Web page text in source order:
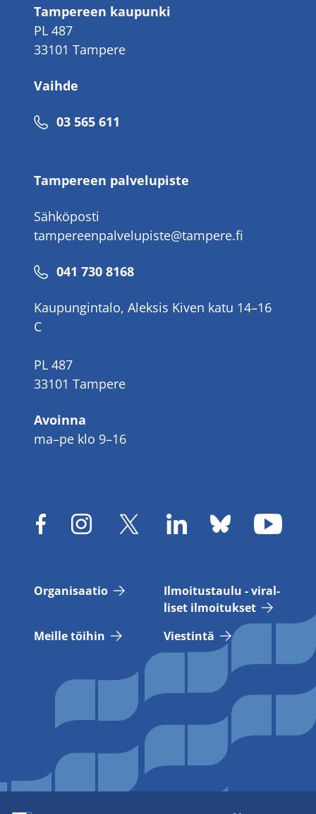
Tampereen kaupunki
PL 487
33101 Tampere
Vaihde
Puhelinnumero
03 565 611
Tampereen palvelupiste
Sähköposti
tampereenpalvelupiste@tampere.fi
Puhelinnumero
041 730 8168
Kaupungintalo, Aleksis Kiven katu 14–16
C
PL 487
33101 Tampere
Avoinna
ma–pe klo 9–16
Or­ga­ni­saa­tio
Il­moi­tus­tau­lu - vi­ral­
li­set il­moi­tuk­set
Meil­le töi­hin
Vies­tin­tä